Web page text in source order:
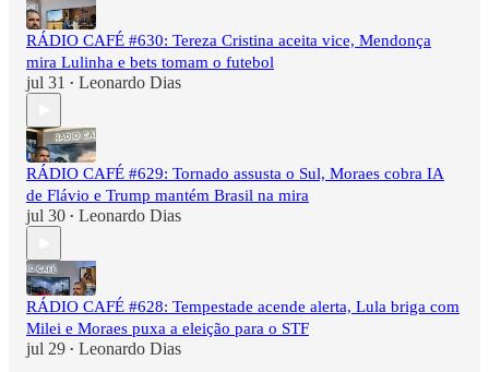
RÁDIO CAFÉ #630: Tereza Cristina aceita vice, Mendonça
mira Lulinha e bets tomam o futebol
jul 31 • Leonardo Dias
RÁDIO CAFÉ #629: Tornado assusta o Sul, Moraes cobra IA
de Flávio e Trump mantém Brasil na mira
jul 30 • Leonardo Dias
RÁDIO CAFÉ #628: Tempestade acende alerta, Lula briga com
Milei e Moraes puxa a eleição para o STF
jul 29 • Leonardo Dias